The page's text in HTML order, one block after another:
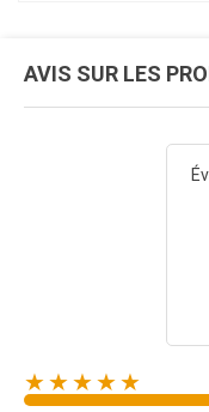
AVIS SUR LES
★★★★★